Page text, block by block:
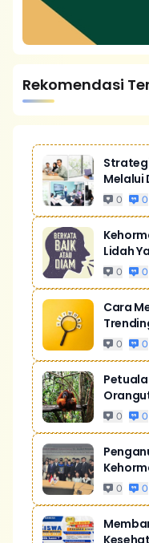
Rekomendasi
Melalui
0 0
Lidah
0 0
Cara
0 0
0 0
0 0